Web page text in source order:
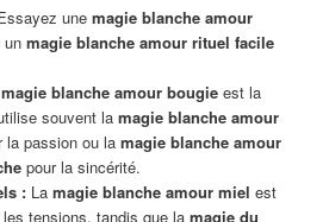
une magie blanche amour
magie blanche amour rituel facile
magie blanche amour bougieest la
souvent la magie blanche amour
passion ou la magie blanche amour
pour la sincérité.
:La magie blanche amour miel est
tensions, tandis que la magie du